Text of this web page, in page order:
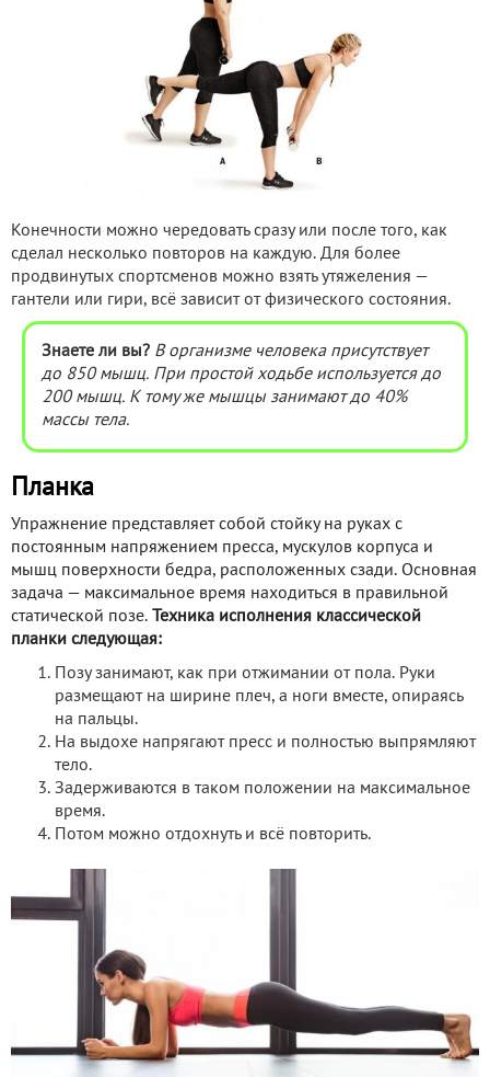
Конечности можно чередовать сразу или после того, как
сделал несколько повторов на каждую. Для более
продвинутых спортсменов можно взять утяжеления —
гантели или гири, всё зависит от физического состояния.
Знаете ли вы? В организме человека присутствует
до 850 мышц. При простой ходьбе используется до
200 мышц. К тому же мышцы занимают до 40%
массы тела.
Планка
Упражнение представляет собой стойку на руках с
постоянным напряжением пресса, мускулов корпуса и
мышц поверхности бедра, расположенных сзади. Основная
задача — максимальное время находиться в правильной
статической позе. Техника исполнения классической
планки следующая:
Позу занимают, как при отжимании от пола. Руки
размещают на ширине плеч, а ноги вместе, опираясь
на пальцы.
На выдохе напрягают пресс и полностью выпрямляют
тело.
Задерживаются в таком положении на максимальное
время.
Потом можно отдохнуть и всё повторить.